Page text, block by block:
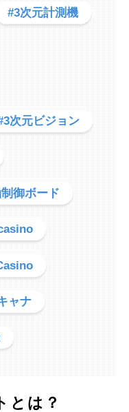
#3次元計測機
次元ビジョン
御ボード
ャナ
とは？